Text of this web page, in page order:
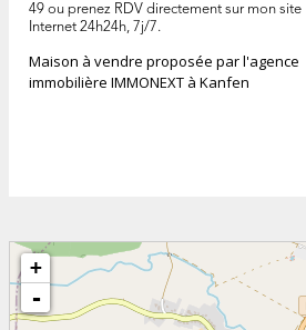
49 ou prenez RDV directement sur mon site
Internet 24h24h, 7j/7.
Maison à vendre proposée par l'agence
immobilière IMMONEXT à Kanfen
+
-